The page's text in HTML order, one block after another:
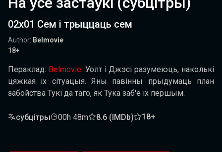
02x01 Сем і трыццаць сем
Author: Belmovie
18+
Пераклад: Belmovie. Уолт і Джэсі разумеюць, наколькі
цяжкая іх сітуацыя. Яны павінны прыдумаць план
забойства Тукі да таго, як Тука заб'е іх першым.
субцітры 00h 48m 8.6 (IMDb) 18+